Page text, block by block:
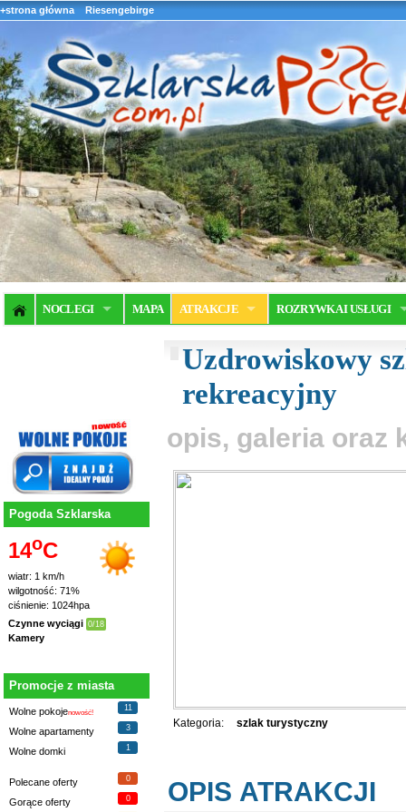
+strona główna Riesengebirge
NOCLEGI MAPA ATRAKCJE ROZRYWKA I USŁUGI
Pogoda Szklarska
14oC
wiatr: 1 km/h
wilgotność: 71%
ciśnienie: 1024hpa
Czynne wyciągi 0/18
Kamery
Promocje z miasta
Wolne pokojenowość!
11
Wolne apartamenty 3
Wolne domki 1
Polecane oferty 0
Gorące oferty 0
Uzdrowiskowy
rekreacyjny
opis, galeria oraz
Kategoria: szlak turystyczny
OPIS ATRAKCJI